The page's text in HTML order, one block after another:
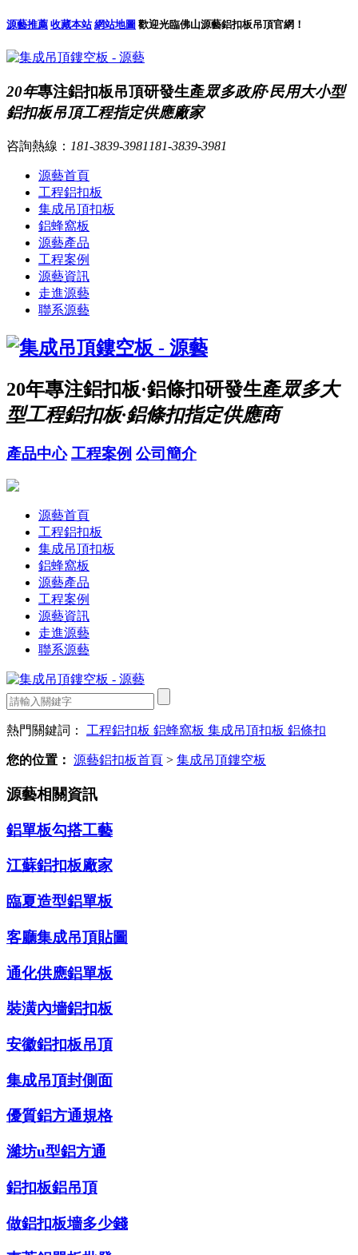
源藝推薦 收藏本站 網站地圖 歡迎光臨佛山源藝鋁扣板吊頂官網！
20年專注鋁扣板吊頂研發生產眾多政府·民用大小型
鋁扣板吊頂工程指定供應廠家
咨詢熱線： 181-3839-3981 181-3839-3981
源藝首頁
工程鋁扣板
集成吊頂扣板
鋁蜂窩板
源藝產品
工程案例
源藝資訊
走進源藝
聯系源藝
20年專注鋁扣板·鋁條扣研發生產眾多大
型工程鋁扣板·鋁條扣指定供應商
產品中心 工程案例 公司簡介
源藝首頁
工程鋁扣板
集成吊頂扣板
鋁蜂窩板
源藝產品
工程案例
源藝資訊
走進源藝
聯系源藝
熱門關鍵詞： 工程鋁扣板 鋁蜂窩板 集成吊頂扣板 鋁條扣
您的位置： 源藝鋁扣板首頁 > 集成吊頂鏤空板
源藝相關資訊
鋁單板勾搭工藝
江蘇鋁扣板廠家
臨夏造型鋁單板
客廳集成吊頂貼圖
通化供應鋁單板
裝潢內墻鋁扣板
安徽鋁扣板吊頂
集成吊頂封側面
優質鋁方通規格
濰坊u型鋁方通
鋁扣板鋁吊頂
做鋁扣板墻多少錢